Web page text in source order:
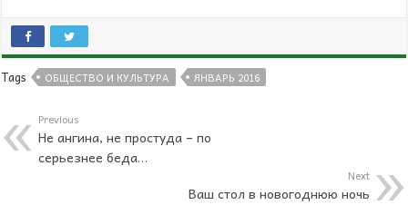
Tags ОБЩЕСТВО И КУЛЬТУРА ЯНВАРЬ 2016
Previous
Не ангина, не простуда – по
серьезнее беда…
Next
Ваш стол в новогоднюю ночь